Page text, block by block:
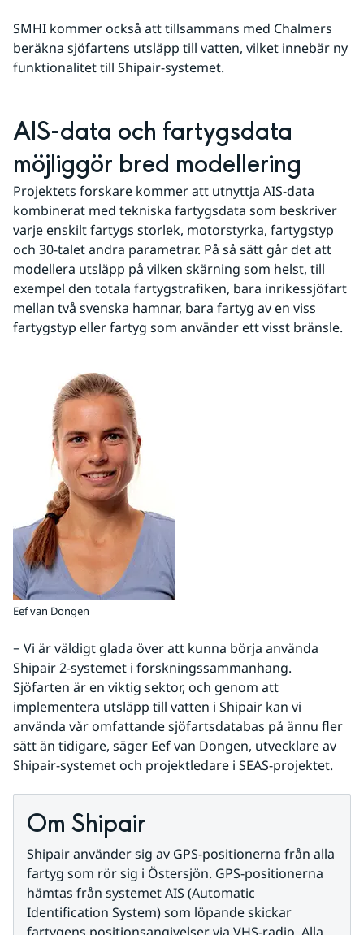
SMHI kommer också att tillsammans med Chalmers
beräkna sjöfartens utsläpp till vatten, vilket innebär ny
funktionalitet till Shipair-systemet.
AIS-data och fartygsdata
möjliggör bred modellering
Projektets forskare kommer att utnyttja AIS-data
kombinerat med tekniska fartygsdata som beskriver
varje enskilt fartygs storlek, motorstyrka, fartygstyp
och 30-talet andra parametrar. På så sätt går det att
modellera utsläpp på vilken skärning som helst, till
exempel den totala fartygstrafiken, bara inrikessjöfart
mellan två svenska hamnar, bara fartyg av en viss
fartygstyp eller fartyg som använder ett visst bränsle.
Eef van Dongen
− Vi är väldigt glada över att kunna börja använda
Shipair 2-systemet i forskningssammanhang.
Sjöfarten är en viktig sektor, och genom att
implementera utsläpp till vatten i Shipair kan vi
använda vår omfattande sjöfartsdatabas på ännu fler
sätt än tidigare, säger Eef van Dongen, utvecklare av
Shipair-systemet och projektledare i SEAS-projektet.
Om Shipair
Shipair använder sig av GPS-positionerna från alla
fartyg som rör sig i Östersjön. GPS-positionerna
hämtas från systemet AIS (Automatic
Identification System) som löpande skickar